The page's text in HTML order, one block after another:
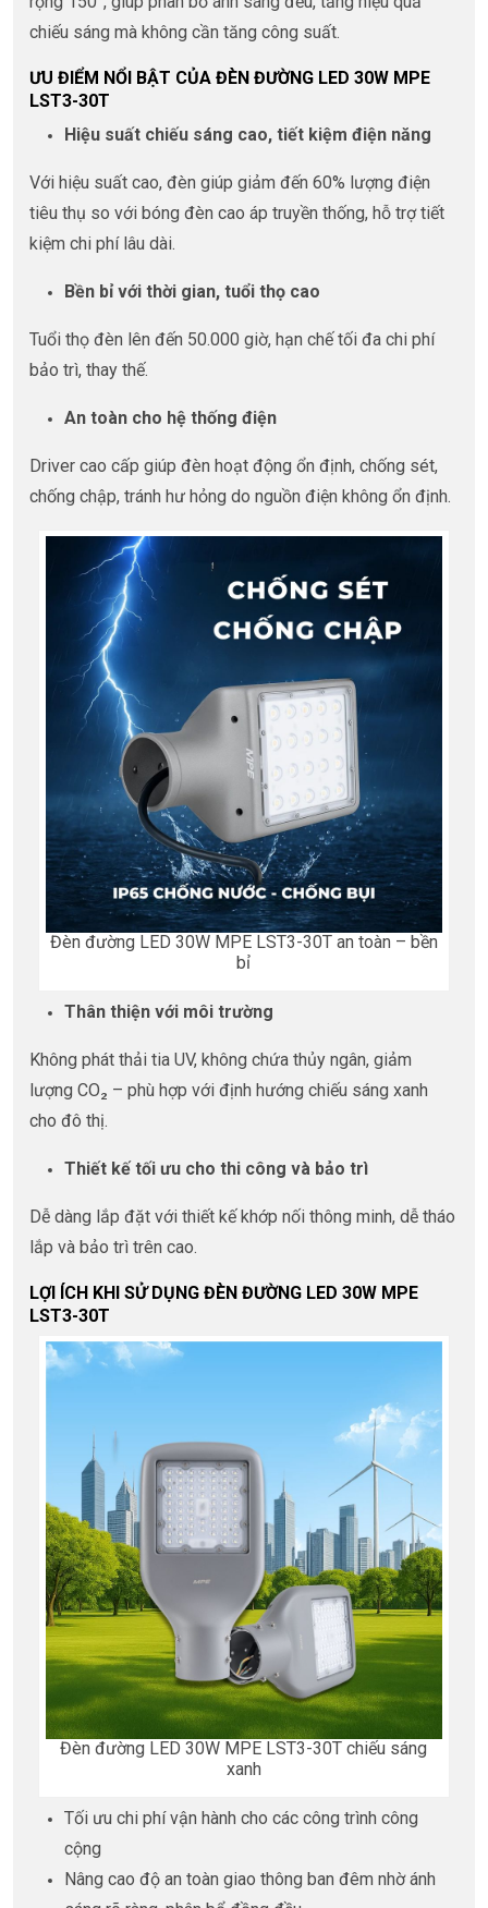
chiếu sáng mà không cần tăng công suất.
ƯU ĐIỂM NỔI BẬT CỦA ĐÈN ĐƯỜNG LED 30W MPE
LST3-30T
Hiệu suất chiếu sáng cao, tiết kiệm điện năng
Với hiệu suất cao, đèn giúp giảm đến 60% lượng điện
tiêu thụ so với bóng đèn cao áp truyền thống, hỗ trợ tiết
kiệm chi phí lâu dài.
Bền bỉ với thời gian, tuổi thọ cao
Tuổi thọ đèn lên đến 50.000 giờ, hạn chế tối đa chi phí
bảo trì, thay thế.
An toàn cho hệ thống điện
Driver cao cấp giúp đèn hoạt động ổn định, chống sét,
chống chập, tránh hư hỏng do nguồn điện không ổn định.
Đèn đường LED 30W MPE LST3-30T an toàn – bền
bỉ
Thân thiện với môi trường
Không phát thải tia UV, không chứa thủy ngân, giảm
lượng CO₂ – phù hợp với định hướng chiếu sáng xanh
cho đô thị.
Thiết kế tối ưu cho thi công và bảo trì
Dễ dàng lắp đặt với thiết kế khớp nối thông minh, dễ tháo
lắp và bảo trì trên cao.
LỢI ÍCH KHI SỬ DỤNG ĐÈN ĐƯỜNG LED 30W MPE
LST3-30T
Đèn đường LED 30W MPE LST3-30T chiếu sáng
xanh
Tối ưu chi phí vận hành cho các công trình công
cộng
Nâng cao độ an toàn giao thông ban đêm nhờ ánh